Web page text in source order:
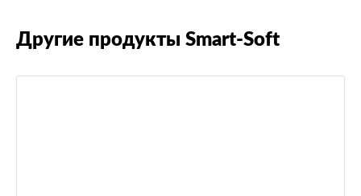
Другие продукты Smart-Soft